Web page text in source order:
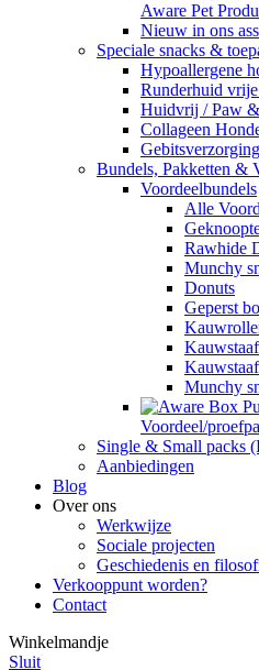
Aware Pet
Nieuw in ons
Speciale snacks &
Hypoallergene
Runderhuid
Huidvrij / Paw
Collageen
Gebitsverzorging
Bundels, Pakketten &
Voordeelbundels
Alle
Rawhide
Munchy
Donuts
Geperst
Munchy
Voordeel/
Single & Small packs
Aanbiedingen
Blog
Over ons
Werkwijze
Sociale projecten
Geschiedenis en
Verkooppunt worden?
Contact
Winkelmandje
Sluit